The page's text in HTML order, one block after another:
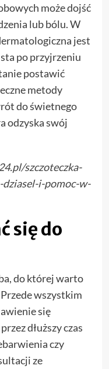
może dojść
lub bólu. W
jest
po przyjrzeniu
postawić
metody
do świetnego
odzyska swój
szczoteczka-
i-pomoc-w-
się do
do której warto
wszystkim
się
dłuższy czas
czy
ze